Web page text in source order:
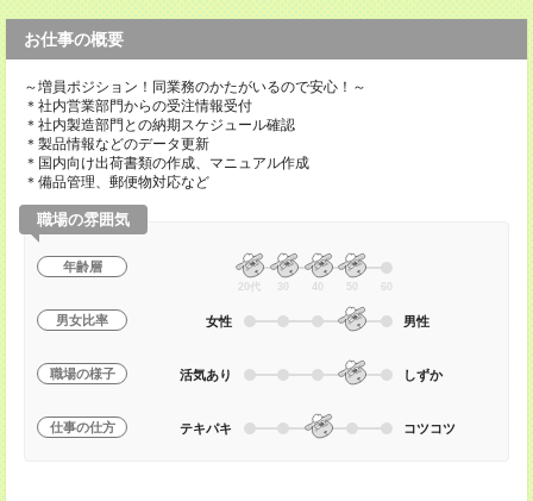
お仕事の概要
～増員ポジション！同業務のかたがいるので安心！～
＊社内営業部門からの受注情報受付
＊社内製造部門との納期スケジュール確認
＊製品情報などのデータ更新
＊国内向け出荷書類の作成、マニュアル作成
＊備品管理、郵便物対応など
職場の雰囲気
年齢層
20代 30 40 50 60
男女比率 女性 男性
職場の様子 活気あり しずか
仕事の仕方 テキパキ コツコツ